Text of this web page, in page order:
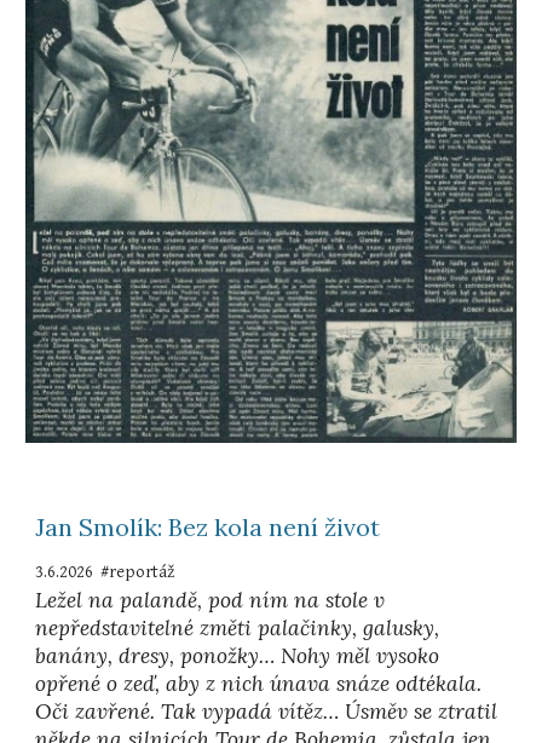
Jan Smolík: Bez kola není život
3.6.2026 #reportáž
Ležel na palandě, pod ním na stole v
nepředstavitelné změti palačinky, galusky,
banány, dresy, ponožky… Nohy měl vysoko
opřené o zeď, aby z nich únava snáze odtékala.
Oči zavřené. Tak vypadá vítěz… Úsměv se ztratil